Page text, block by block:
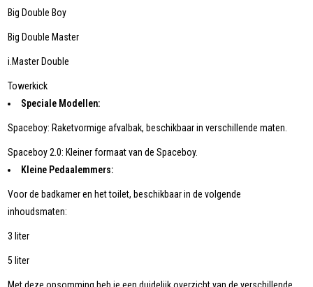
Big Double Boy
Big Double Master
i.Master Double
Towerkick
Speciale Modellen:
Spaceboy: Raketvormige afvalbak, beschikbaar in verschillende maten.
Spaceboy 2.0: Kleiner formaat van de Spaceboy.
Kleine Pedaalemmers:
Voor de badkamer en het toilet, beschikbaar in de volgende
inhoudsmaten:
3 liter
5 liter